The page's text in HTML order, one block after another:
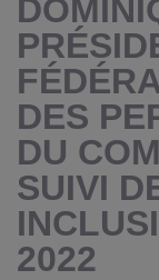
DES
DU
SUIVI
2022